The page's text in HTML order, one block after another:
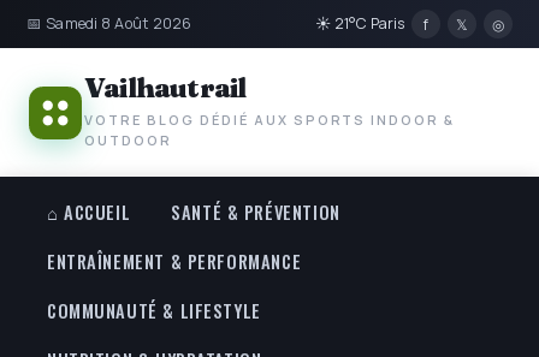
📅 Samedi 8 Août 2026 ☀ 21°C Paris f 𝕏 ◎
Vailhautrail
VOTRE BLOG DÉDIÉ AUX SPORTS INDOOR &
OUTDOOR
⌂ ACCUEIL
SANTÉ & PRÉVENTION
ENTRAÎNEMENT & PERFORMANCE
COMMUNAUTÉ & LIFESTYLE